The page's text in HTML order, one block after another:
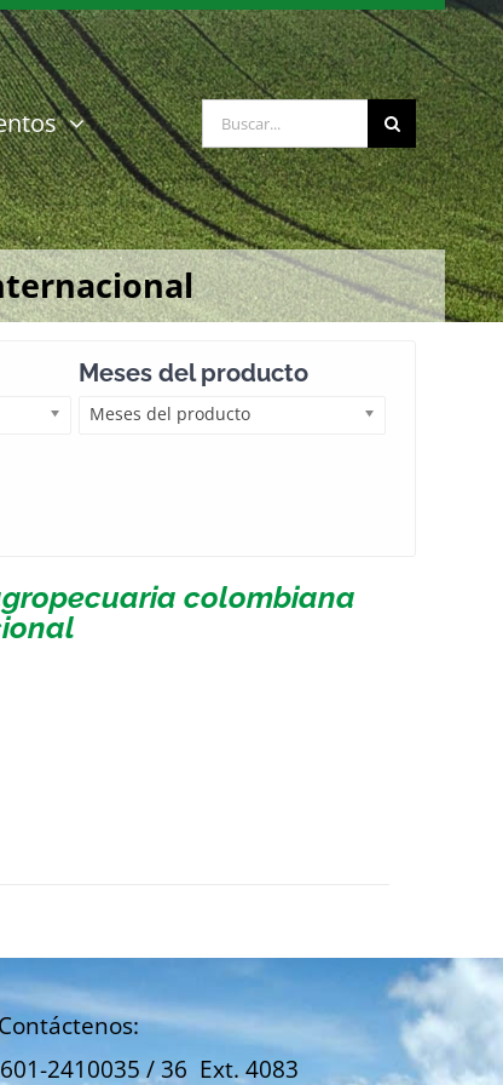
Buscar:
Meses del producto
Meses del producto
colombiana
Contáctenos:
2410035 / 36 Ext. 4083